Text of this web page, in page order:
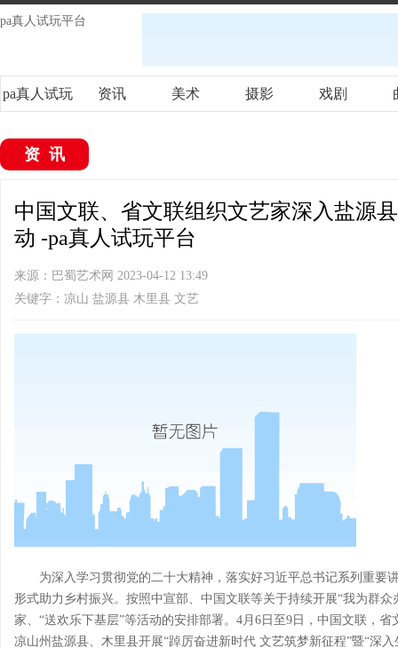
pa真人试玩平台
pa真人试玩 资讯 美术 摄影 戏剧
资讯
中国文联、省文联组织文艺家深入盐源
动 -pa真人试玩平台
来源：巴蜀艺术网 2023-04-12 13:49
关键字：凉山 盐源县 木里县 文艺
为深入学习贯彻党的二十大精神，落实好习近平总书记系列重要
形式助力乡村振兴。按照中宣部、中国文联等关于持续开展“我为群
家、“送欢乐下基层”等活动的安排部署。4月6日至9日，中国文联，
凉山州盐源县、木里县开展“踔厉奋进新时代 文艺筑梦新征程”暨“深